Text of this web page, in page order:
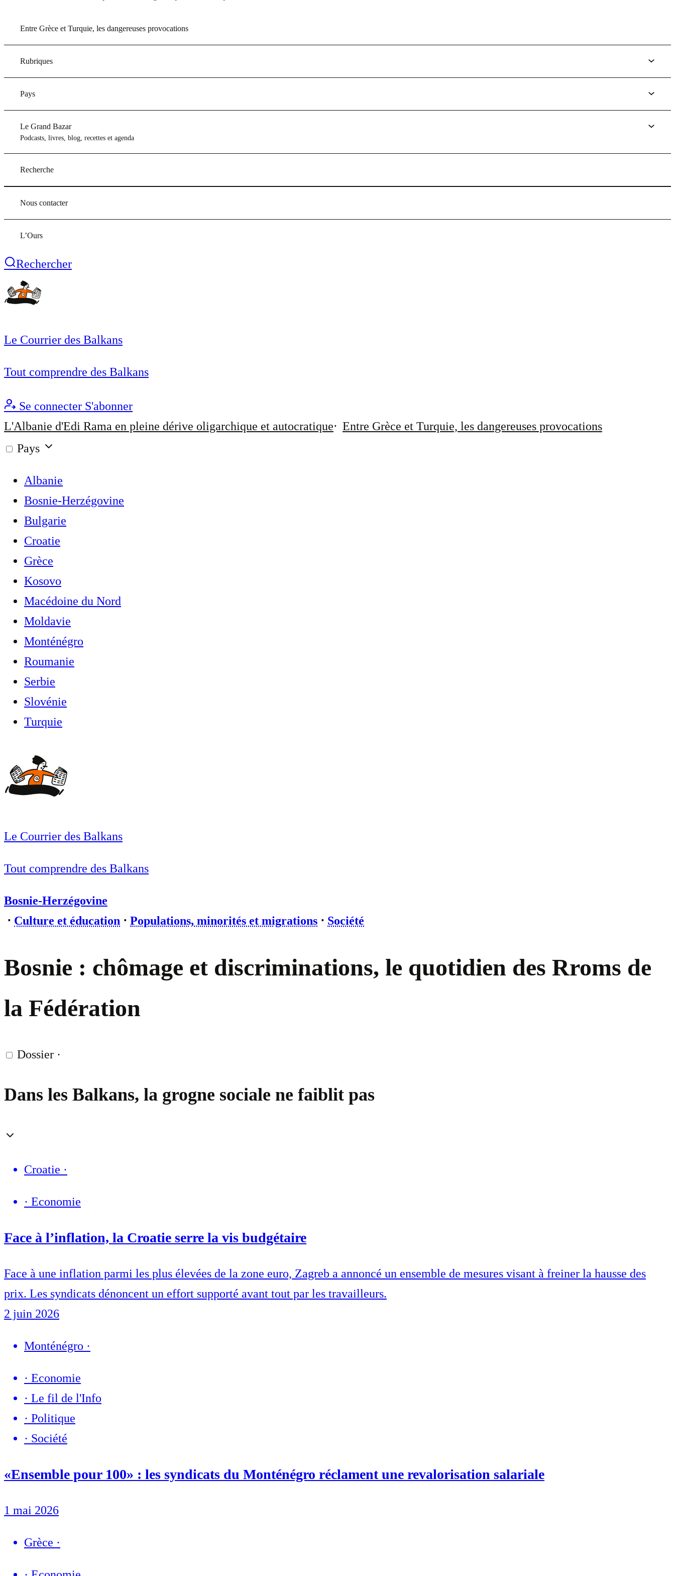
Entre Grèce et Turquie, les dangereuses provocations
Rubriques
Pays
Le Grand Bazar
Podcasts, livres, blog, recettes et agenda
Recherche
Nous contacter
L’Ours
Rechercher
Le Courrier des Balkans
Tout comprendre des Balkans
Se connecter S'abonner
L'Albanie d'Edi Rama en pleine dérive oligarchique et autocratique
Entre Grèce et Turquie, les dangereuses provocations
Pays
Albanie
Bosnie-Herzégovine
Bulgarie
Croatie
Grèce
Kosovo
Macédoine du Nord
Moldavie
Monténégro
Roumanie
Serbie
Slovénie
Turquie
Le Courrier des Balkans
Tout comprendre des Balkans
Bosnie-Herzégovine
⋅ Culture et éducation ⋅ Populations, minorités et migrations ⋅ Société
Bosnie : chômage et discriminations, le quotidien des Rroms de
la Fédération
Dossier ·
Dans les Balkans, la grogne sociale ne faiblit pas
Croatie ·
· Economie
Face à l’inflation, la Croatie serre la vis budgétaire
Face à une inflation parmi les plus élevées de la zone euro, Zagreb a annoncé un ensemble de mesures visant à freiner la hausse des
prix. Les syndicats dénoncent un effort supporté avant tout par les travailleurs.
2 juin 2026
Monténégro ·
· Economie
· Le fil de l'Info
· Politique
· Société
«Ensemble pour 100» : les syndicats du Monténégro réclament une revalorisation salariale
1 mai 2026
Grèce ·